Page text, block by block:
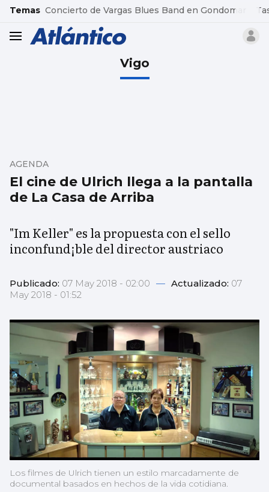
common.go-to-content
Temas Concierto de Vargas Blues Band en Gondomar
header.menu.open
Vigo
El cine de Ulrich llega a la pantalla
de La Casa de Arriba
AGENDA
"Im Keller" es la propuesta con el sello
inconfund¡ble del director austriaco
Publicado: 07 May 2018 - 02:00 — Actualizado: 07
May 2018 - 01:52
Los filmes de Ulrich tienen un estilo marcadamente de
documental basados en hechos de la vida cotidiana.